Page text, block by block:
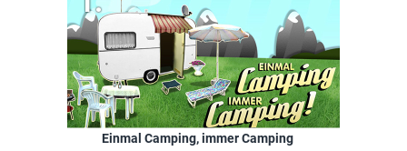
Einmal Camping, immer Camping